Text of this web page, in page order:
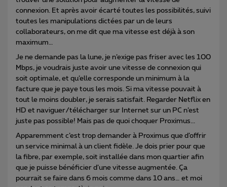
connexion. Et après avoir écarté toutes les possibilités, suivi
toutes les manipulations dictées par un de leurs
collaborateurs, on me dit que ma vitesse est déjà à son
maximum…
Je ne demande pas la lune, je n’exige pas friser avec les 100
Mbps, je voudrais juste avoir une vitesse de connexion qui
soit optimale, et qu’elle corresponde un minimum à la
facture que je paye tous les mois. Si ma vitesse pouvait à
tout le moins doubler, je serais satisfait. Regarder Netflix en
HD et naviguer/télécharger sur Internet sur un PC n’est
juste pas possible! Mais pas de quoi choquer Proximus...
Apparemment c’est trop demander à Proximus que d’offrir
un service minimal à un client fidèle. Je dois prier pour que
la fibre, par exemple, soit installée dans mon quartier afin
que je puisse bénéficier d’une vitesse augmentée. Ça
pourrait se faire dans 6 mois comme dans 10 ans… et moi